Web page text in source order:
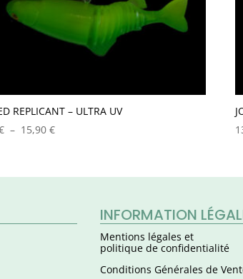
REPLICANT – ULTRA UV
– 15,90 €Plage
13,90 €
INFORMATION
Mentions légales et
politique de confidentialité
Conditions Générales de